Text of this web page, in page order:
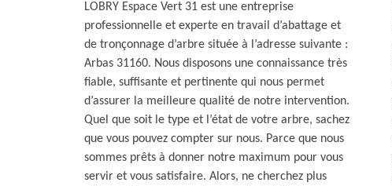
LOBRY Espace Vert 31 est une entreprise
professionnelle et experte en travail d’abattage et
de tronçonnage d’arbre située à l’adresse suivante :
Arbas 31160. Nous disposons une connaissance très
fiable, suffisante et pertinente qui nous permet
d’assurer la meilleure qualité de notre intervention.
Quel que soit le type et l’état de votre arbre, sachez
que vous pouvez compter sur nous. Parce que nous
sommes prêts à donner notre maximum pour vous
servir et vous satisfaire. Alors, ne cherchez plus